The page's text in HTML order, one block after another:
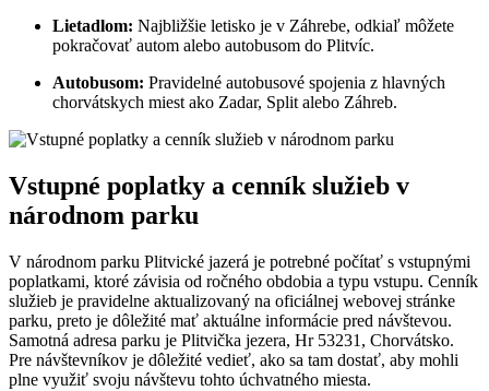
Lietadlom: Najbližšie letisko je v Záhrebe, odkiaľ môžete
pokračovať autom alebo autobusom do Plitvíc.
Autobusom: Pravidelné autobusové spojenia z hlavných
chorvátskych miest ako Zadar, Split alebo Záhreb.
Vstupné poplatky a cenník služieb v
národnom parku
V národnom parku Plitvické jazerá je potrebné počítať s vstupnými
poplatkami, ktoré závisia od ročného obdobia a typu vstupu. Cenník
služieb je pravidelne aktualizovaný na oficiálnej webovej stránke
parku, preto je dôležité mať aktuálne informácie pred návštevou.
Samotná adresa parku je Plitvička jezera, Hr 53231, Chorvátsko.
Pre návštevníkov je dôležité vedieť, ako sa tam dostať, aby mohli
plne využiť svoju návštevu tohto úchvatného miesta.